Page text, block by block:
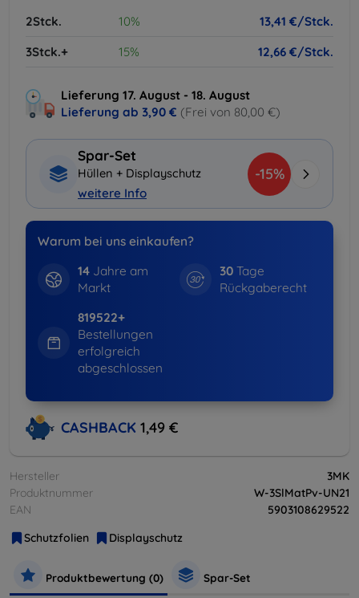
2Stck.
10%
13,41 €/Stck.
3Stck.+
15% 12,66 €/Stck.
Lieferung 17. August - 18. August
Lieferung ab 3,90 € (Frei von 80,00 €)
Spar-Set
Hüllen + Displayschutz
weitere Info
-15%
Warum bei uns einkaufen?
14Jahre am
Markt
30 Tage
Rückgaberecht
819522+
Bestellungen
erfolgreich
abgeschlossen
CASHBACK 1,49 €
Hersteller
3MK
Produktnummer
W-3SlMatPv-UN21
EAN
5903108629522
Schutzfolien
Displayschutz
Produktbewertung (0) Spar-Set